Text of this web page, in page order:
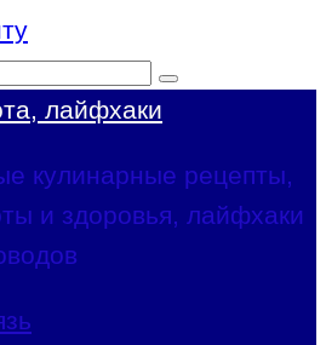
лайфхаки
кулинарные рецепты,
и здоровья, лайфхаки